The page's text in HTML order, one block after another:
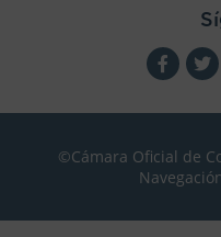
©Cámara Oficial de